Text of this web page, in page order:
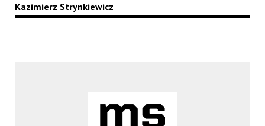
Kazimierz Strynkiewicz